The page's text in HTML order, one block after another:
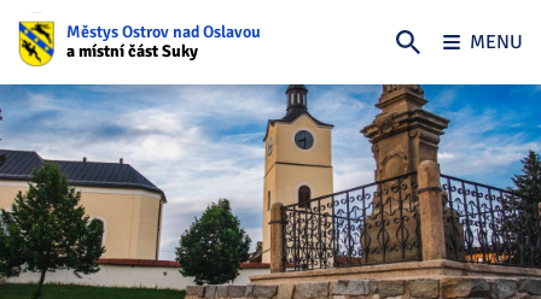
Městys Ostrov nad Oslavou
a místní část Suky
MENU